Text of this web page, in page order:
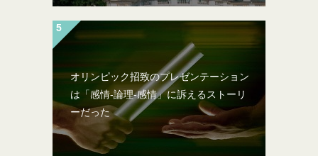
オリンピック招致のプレゼンテーション
は「感情-論理-感情」に訴えるストーリ
ーだった